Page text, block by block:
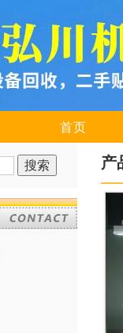
首页
产